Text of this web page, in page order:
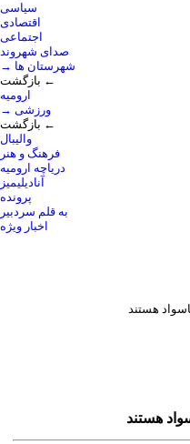
سیاسی
اقتصادی
اجتماعی
صدای شهروند
→ شهرستان ها
بازگشت ←
ارومیه
→ ورزشی
بازگشت ←
والیبال
فرهنگ و هنر
دریاچه ارومیه
آنادیلیمیز
پرونده
به قلم سردبیر
اخبار ویژه